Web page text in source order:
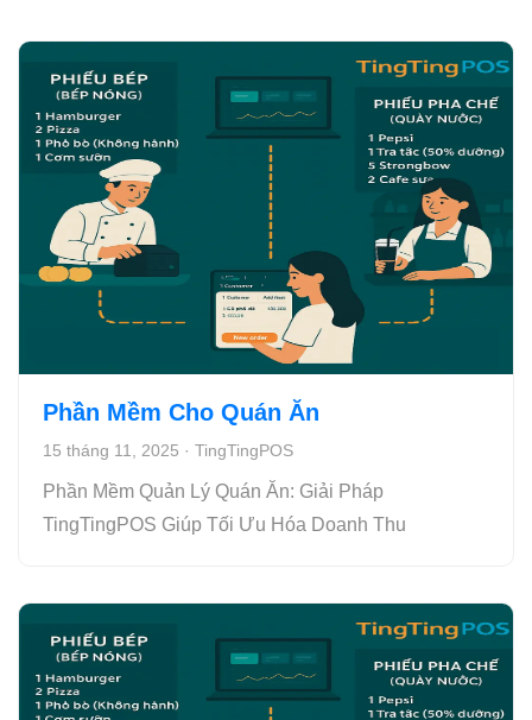
Phần Mềm Cho Quán Ăn
15 tháng 11, 2025 · TingTingPOS
Phần Mềm Quản Lý Quán Ăn: Giải Pháp
TingTingPOS Giúp Tối Ưu Hóa Doanh Thu